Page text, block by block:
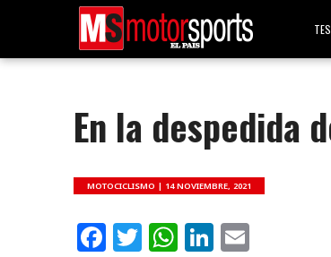
En la despedida
MOTOCICLISMO | 14 NOVIEMBRE, 2021
Facebook
Twitter
WhatsApp
LinkedIn